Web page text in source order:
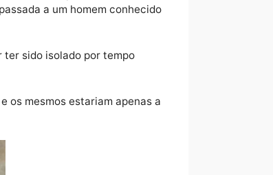
os faccionados destinatários,
enviou, através do aplicativo de
ser repassada a um homem conhecido
por ter sido isolado por tempo